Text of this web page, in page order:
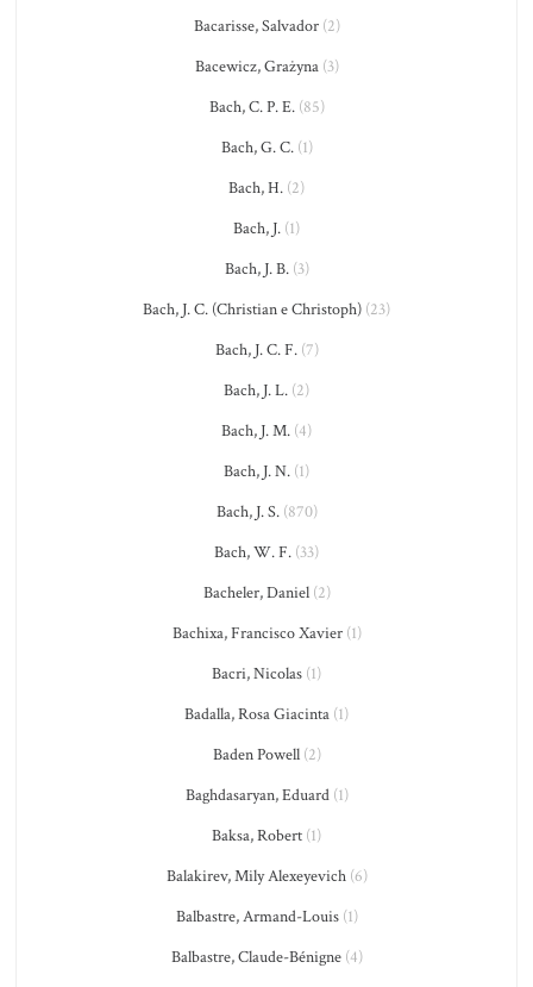
Bacarisse, Salvador(2)
Bacewicz, Grażyna(3)
Bach, C. P. E.(85)
Bach, G. C.(1)
Bach, H. (2)
Bach, J. (1)
Bach, J. B.(3)
Bach, J. C. (Christian e Christoph) (23)
Bach, J. C. F.(7)
Bach, J. L. (2)
Bach, J. M. (4)
Bach, J. N. (1)
Bach, J. S.(870)
Bach, W. F. (33)
Bacheler, Daniel(2)
Bachixa, Francisco Xavier(1)
Bacri, Nicolas (1)
Badalla, Rosa Giacinta (1)
Baden Powell(2)
Baghdasaryan, Eduard(1)
Baksa, Robert (1)
Balakirev, Mily Alexeyevich(6)
Balbastre, Armand-Louis(1)
Balbastre, Claude-Bénigne(4)